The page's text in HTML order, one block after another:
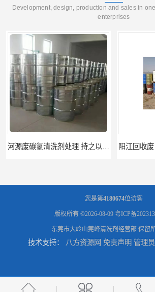
Development, design, production and sales in
enterprises
梅州回收
惠州废白电油回收 持之以恒为客户服务 清远废碳
您是第4180674位访客
版权所有 ©2026-08-09 粤ICP备
东莞市大岭山莞峰清洗剂经营部 保留
技术支持： 八方资源网 免责声明 管理